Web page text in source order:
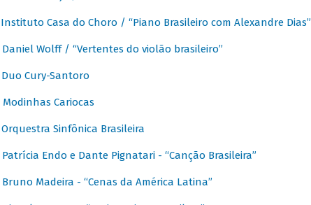
Instituto Casa do Choro / “Piano Brasileiro com Alexandre Dias”
Daniel Wolff / “Vertentes do violão brasileiro”
Duo Cury-Santoro
Modinhas Cariocas
Orquestra Sinfônica Brasileira
Patrícia Endo e Dante Pignatari - “Canção Brasileira”
Bruno Madeira - “Cenas da América Latina”